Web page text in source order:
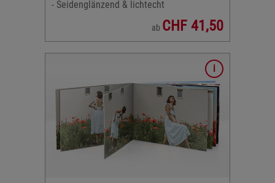
- Seidenglänzend & lichtecht
ab CHF 41,50